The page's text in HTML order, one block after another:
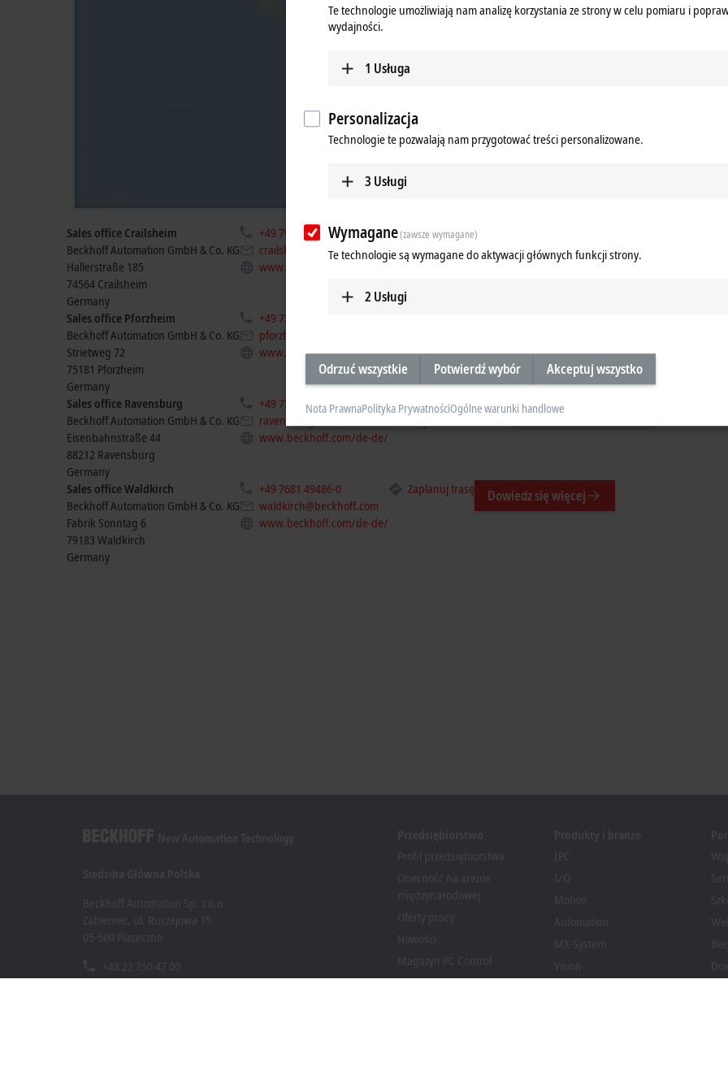
Sales office Crailsheim
Beckhoff Automation GmbH & Co. KG
Hallerstraße 185
74564 Crailsheim
Germany
+49 7951 29767-0
crailsheim@beckhoff.com
www.beckhoff.com/de-de/
Zaplanuj trasę
Map of location as PDF
Sales office Pforzheim
Beckhoff Automation GmbH & Co. KG
Strietweg 72
75181 Pforzheim
Germany
+49 7231 41765-0
pforzheim@beckhoff.com
www.beckhoff.com/de-de/
Sales office Ravensburg
Beckhoff Automation GmbH & Co. KG
Eisenbahnstraße 44
88212 Ravensburg
Germany
+49 751 569369-0
ravensburg@beckhoff.com
www.beckhoff.com/de-de/
Zaplanuj trasę
Map of location as PDF
Dowiedz się więcej
Sales office Waldkirch
Beckhoff Automation GmbH & Co. KG
Fabrik Sonntag 6
79183 Waldkirch
Germany
+49 7681 49486-0
waldkirch@beckhoff.com
www.beckhoff.com/de-de/
Zaplanuj trasę Dowiedz się więcej
info@beckhoff.pl
Wydarzenia i terminy
Te technologie umożliwiają nam analizę korzystania ze strony w celu pomiaru i
wydajności.
1 Usługa
Personalizacja
Technologie te pozwalają nam przygotować treści personalizowane.
3 Usługi
Wymagane(zawsze wymagane)
Te technologie są wymagane do aktywacji głównych funkcji strony.
2 Usługi
Odrzuć wszystkie Potwierdź wybór Akceptuj wszystko
Nota PrawnaPolityka PrywatnościOgólne warunki handlowe